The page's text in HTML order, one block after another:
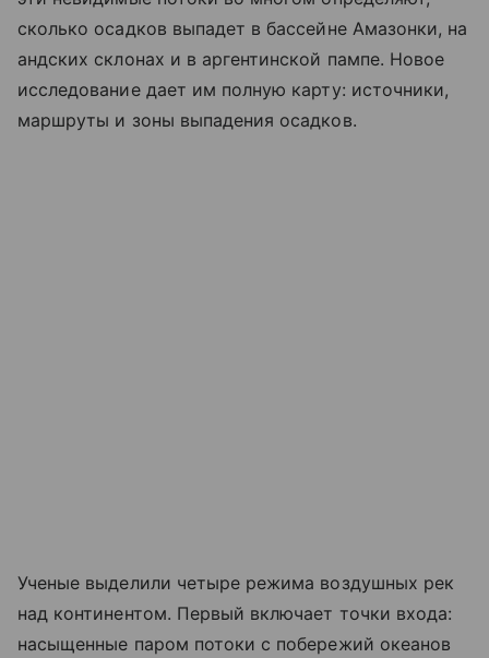
сколько осадков выпадет в бассейне Амазонки, на
андских склонах и в аргентинской пампе. Новое
исследование дает им полную карту: источники,
маршруты и зоны выпадения осадков.
Ученые выделили четыре режима воздушных рек
над континентом. Первый включает точки входа:
насыщенные паром потоки с побережий океанов